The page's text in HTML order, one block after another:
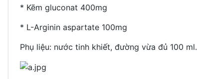
* Kẽm gluconat 400mg
* L-Arginin aspartate 100mg
Phụ liệu: nước tinh khiết, đường vừa đủ 100 ml.